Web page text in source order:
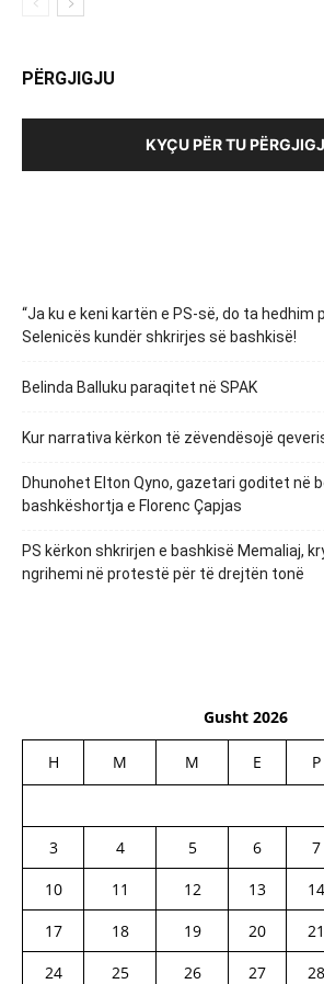
PËRGJIGJU
KYÇU PËR TU
“Ja ku e keni kartën e PS-së, do ta hedhim
Selenicës kundër shkrirjes së bashkisë!
Belinda Balluku paraqitet në SPAK
Kur narrativa kërkon të zëvendësojë
Dhunohet Elton Qyno, gazetari goditet në
bashkëshortja e Florenc Çapjas
PS kërkon shkrirjen e bashkisë Memaliaj,
ngrihemi në protestë për të drejtën tonë
Gusht 2026
H M M E P
3
4 5 6 7
10
11 12 13 14
17
18 19 20 21
24
25 26 27 28